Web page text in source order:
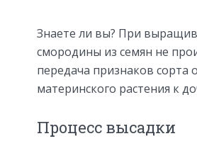
Знаете ли вы? При
смородины из семян не
передача признаков сорта
материнского растения к
Процесс высадки